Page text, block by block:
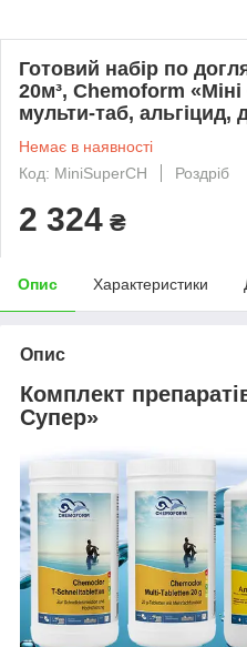
Готовий набір по
20м³, Chemoform
мульти-таб, альгіцид,
Немає в наявності
Код: MiniSuperCH
Роздріб
2 324 ₴
Опис Характеристики
Опис
Комплект
Супер»